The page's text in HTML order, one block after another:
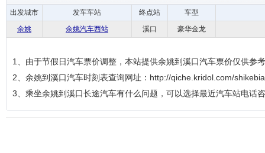
出发城市 发车车站 终点站
车型
余姚
余姚汽车西站 溪口 豪华金龙
1、由于节假日汽车票价调整，本站提供余姚到溪口汽车票价仅供参
2、余姚到溪口汽车时刻表查询网址：http://qiche.kridol.com/
3、乘坐余姚到溪口长途汽车有什么问题，可以选择最近汽车站电话